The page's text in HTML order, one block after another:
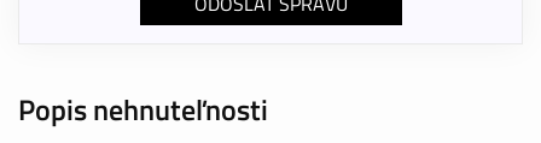
Popis nehnuteľnosti